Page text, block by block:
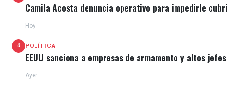
Camila Acosta denuncia operativo para impedirle
Hoy
4 POLÍTICA
EEUU sanciona a empresas de armamento y altos
Ayer